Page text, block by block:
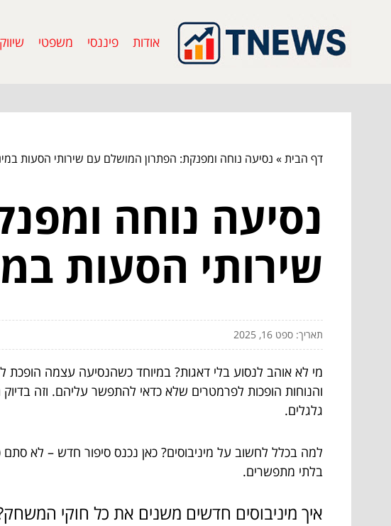
אודות פיננסי משפטי
דף הבית» נסיעה נוחה ומפנקת: הפתרון המושלם עם שירותי הסעות
נסיעה נוחה
שירותי הסעות
תאריך: ספט 16, 2025
מי לא אוהב לנסוע בלי דאגות? במיוחד כשהנסיעה עצמה הופכת
והנוחות הופכות לפרמטרים שלא כדאי להתפשר עליהם. וזה
גלגלים.
למה בכלל לחשוב על מיניבוסים? כאן נכנס סיפור חדש – לא
בלתי מתפשרים.
איך מיניבוסים חדשים משנים את כל חוקי